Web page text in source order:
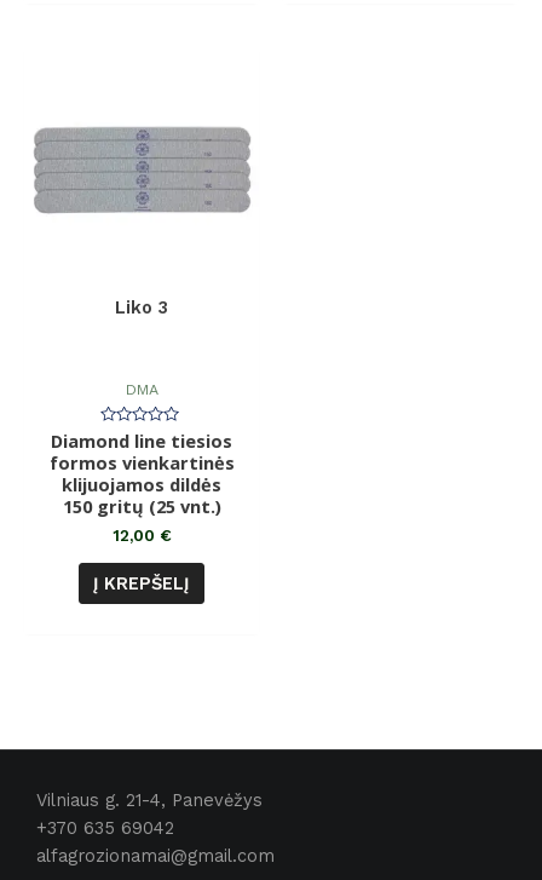
Liko 3
DMA
Įvertinimas:
0
iš
5
Diamond line tiesios
formos vienkartinės
klijuojamos dildės
150 gritų (25 vnt.)
12,00 €
Į KREPŠELĮ
Vilniaus g. 21-4, Panevėžys
+370 635 69042
alfagrozionamai@gmail.com